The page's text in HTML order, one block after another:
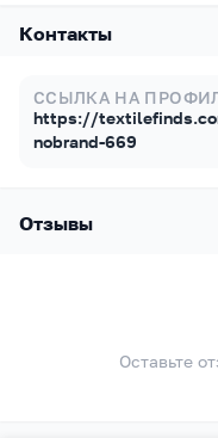
Контакты
ССЫЛКА НА
https://
nobrand-669
Отзывы
Оставьте